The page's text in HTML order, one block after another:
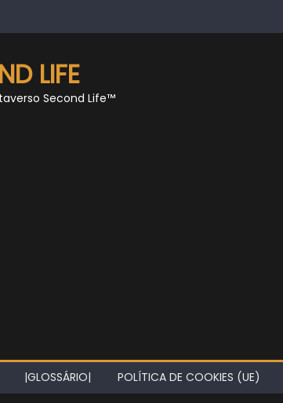
LIFE
Second Life™
|GLOSSÁRIO| POLÍTICA DE COOKIES (UE)